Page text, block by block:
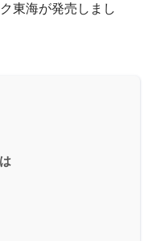
東海が発売しまし